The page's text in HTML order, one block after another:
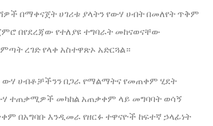
በማቀናጀት ሀገሪቱ ያላትን የውሃ ሀብት በመለየት ጥቅም
በየደረጃው የተለያዩ ተግባራት መከናወናቸው
ረገድ የላቀ አስተዋጽኦ አድርጓል።
ውሃ ሀብቶቻችንን በጋራ የማልማትና የመጠቀም ሂደት
ተጠቃሚዎች መካከል አጠቃቀም ላይ መግባባት ወሳኝ
በአግባቡ እንዲመራ የዘርፉ ተዋናዮች ከፍተኛ ኃላፊነት